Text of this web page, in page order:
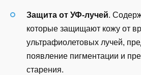
Защита от УФ-лучей.
которые защищают кожу от
ультрафиолетовых лучей,
появление пигментации и
старения.